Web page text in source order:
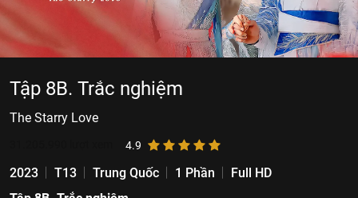
Tập 8B. Trắc nghiệm
The Starry Love
4.9
2023 T13 Trung Quốc 1 Phần
Full HD